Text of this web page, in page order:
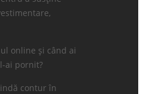
online și când ai
ai pornit?
contur în